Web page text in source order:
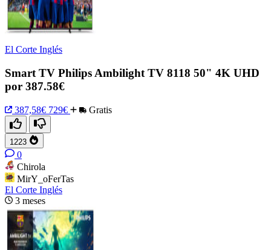
El Corte Inglés
Smart TV Philips Ambilight TV 8118 50" 4K UHD
por 387.58€
387,58€ 729€ Gratis
1223
0
Chirola
MirY_oFerTas
El Corte Inglés
3 meses